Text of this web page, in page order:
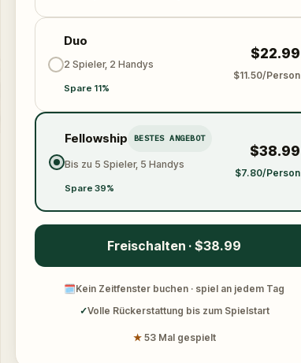
Duo
2 Spieler, 2 Handys
Spare 11%
$22.99
$11.50/Person
Fellowship BESTES ANGEBOT
Bis zu 5 Spieler, 5 Handys
Spare 39%
$38.99
$7.80/Person
Freischalten · $38.99
🗓Kein Zeitfenster buchen · spiel an jedem Tag
✓Volle Rückerstattung bis zum Spielstart
★ 53 Mal gespielt